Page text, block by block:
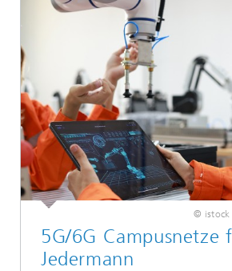
© istock
5G/6G Campusnetze
Jedermann